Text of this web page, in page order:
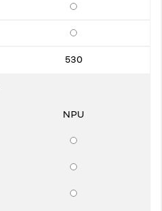
Lisavarustus
Lisavarustus
530
NPU
Lisavarustus
Lisavarustus
Lisavarustus